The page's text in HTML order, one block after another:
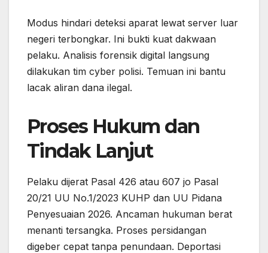
Modus hindari deteksi aparat lewat server luar
negeri terbongkar. Ini bukti kuat dakwaan
pelaku. Analisis forensik digital langsung
dilakukan tim cyber polisi. Temuan ini bantu
lacak aliran dana ilegal.
Proses Hukum dan
Tindak Lanjut
Pelaku dijerat Pasal 426 atau 607 jo Pasal
20/21 UU No.1/2023 KUHP dan UU Pidana
Penyesuaian 2026. Ancaman hukuman berat
menanti tersangka. Proses persidangan
digeber cepat tanpa penundaan. Deportasi